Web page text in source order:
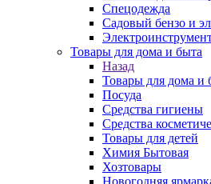
Спецодежда
Садовый бензо и
Товары для дома и быта
Назад
Товары для дома и
Посуда
Средства гигиены
Средства
Товары для детей
Химия Бытовая
Хозтовары
Новогодняя